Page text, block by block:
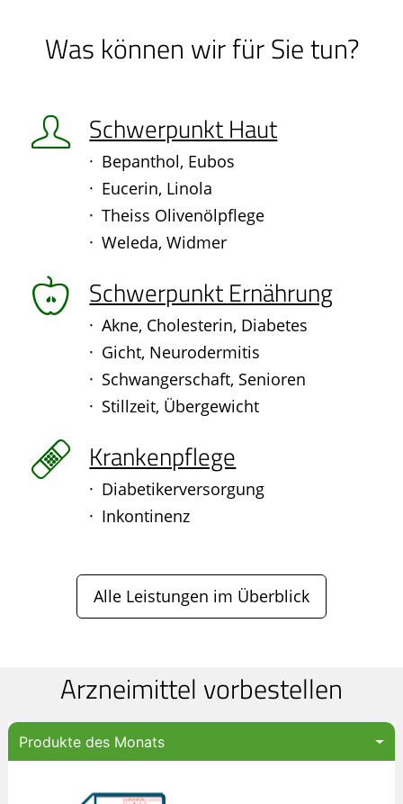
Was können wir für Sie tun?
Schwerpunkt Haut
Bepanthol, Eubos
Eucerin, Linola
Theiss Olivenölpflege
Weleda, Widmer
Schwerpunkt Ernährung
Akne, Cholesterin, Diabetes
Gicht, Neurodermitis
Schwangerschaft, Senioren
Stillzeit, Übergewicht
Krankenpflege
Diabetikerversorgung
Inkontinenz
Alle Leistungen im Überblick
Arzneimittel vorbestellen